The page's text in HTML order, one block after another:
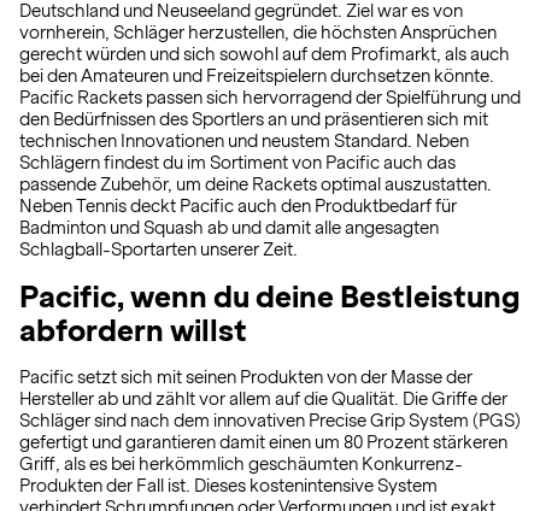
Deutschland und Neuseeland gegründet. Ziel war es von
vornherein, Schläger herzustellen, die höchsten Ansprüchen
gerecht würden und sich sowohl auf dem Profimarkt, als auch
bei den Amateuren und Freizeitspielern durchsetzen könnte.
Pacific Rackets passen sich hervorragend der Spielführung und
den Bedürfnissen des Sportlers an und präsentieren sich mit
technischen Innovationen und neustem Standard. Neben
Schlägern findest du im Sortiment von Pacific auch das
passende Zubehör, um deine Rackets optimal auszustatten.
Neben Tennis deckt Pacific auch den Produktbedarf für
Badminton und Squash ab und damit alle angesagten
Schlagball-Sportarten unserer Zeit.
Pacific, wenn du deine Bestleistung
abfordern willst
Pacific setzt sich mit seinen Produkten von der Masse der
Hersteller ab und zählt vor allem auf die Qualität. Die Griffe der
Schläger sind nach dem innovativen Precise Grip System (PGS)
gefertigt und garantieren damit einen um 80 Prozent stärkeren
Griff, als es bei herkömmlich geschäumten Konkurrenz-
Produkten der Fall ist. Dieses kostenintensive System